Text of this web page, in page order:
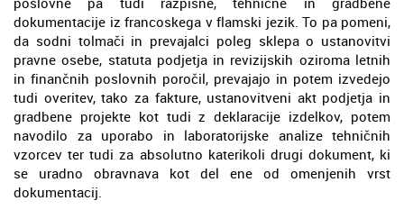
dokumentacije iz francoskega v flamski jezik. To pa pomeni,
da sodni tolmači in prevajalci poleg sklepa o ustanovitvi
pravne osebe, statuta podjetja in revizijskih oziroma letnih
in finančnih poslovnih poročil, prevajajo in potem izvedejo
tudi overitev, tako za fakture, ustanovitveni akt podjetja in
gradbene projekte kot tudi z deklaracije izdelkov, potem
navodilo za uporabo in laboratorijske analize tehničnih
vzorcev ter tudi za absolutno katerikoli drugi dokument, ki
se uradno obravnava kot del ene od omenjenih vrst
dokumentacij.